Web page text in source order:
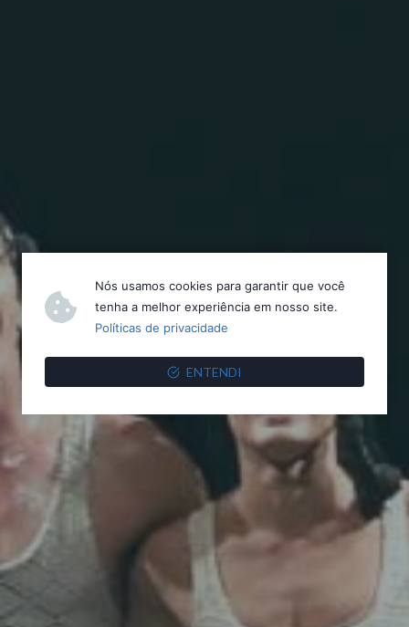
Nós usamos cookies para garantir que você
tenha a melhor experiência em nosso site.
Políticas de privacidade
ENTENDI